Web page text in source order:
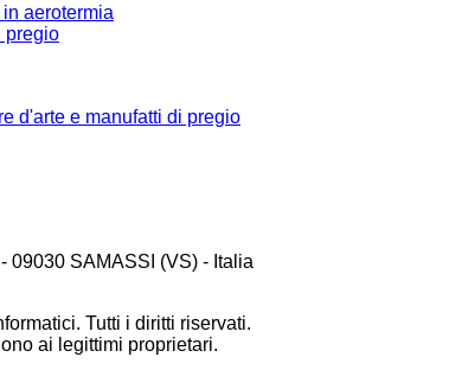
aerotermia
pregio
d'arte e manufatti di pregio
09030 SAMASSI (VS) - Italia
Tutti i diritti riservati.
ai legittimi proprietari.